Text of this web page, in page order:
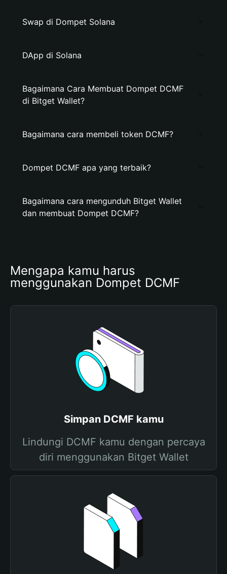
Swap di Dompet Solana
DApp di Solana
Bagaimana Cara Membuat Dompet DCMF
di Bitget Wallet?
Bagaimana cara membeli token DCMF?
Dompet DCMF apa yang terbaik?
Bagaimana cara mengunduh Bitget Wallet
dan membuat Dompet DCMF?
Mengapa kamu harus
menggunakan Dompet DCMF
Simpan DCMF kamu
Lindungi DCMF kamu dengan percaya
diri menggunakan Bitget Wallet